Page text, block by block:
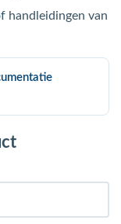
handleidingen van